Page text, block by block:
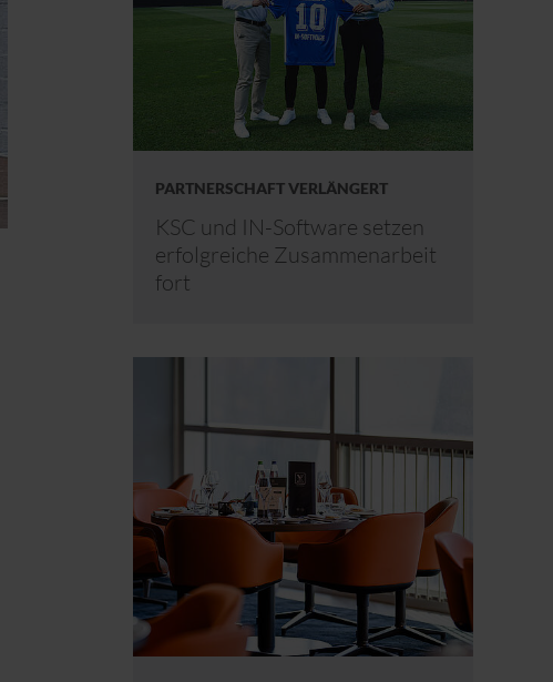
PARTNERSCHAFT VERLÄNGERT
KSC und IN-Software setzen
erfolgreiche Zusammenarbeit
fort